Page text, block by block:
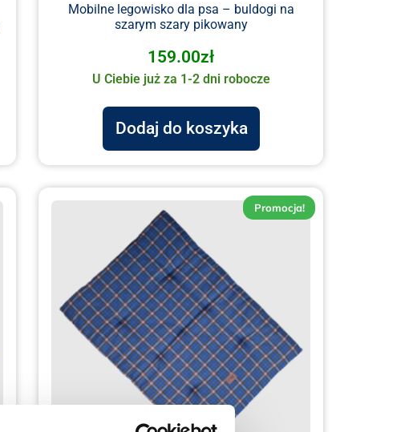
Mobilne legowisko dla psa – buldogi na
szarym szary pikowany
159.00zł
U Ciebie już za 1-2 dni robocze
Dodaj do koszyka
Promocja!